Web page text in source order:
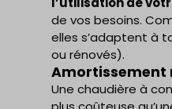
de vos besoins.
elles s’adaptent à
ou rénovés).
Amortissement
Une chaudière à